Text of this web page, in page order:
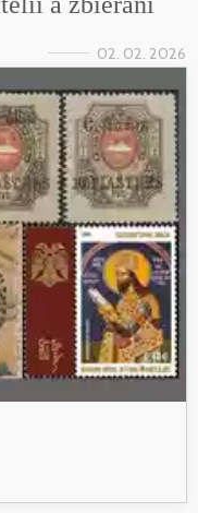
02. 02. 2026